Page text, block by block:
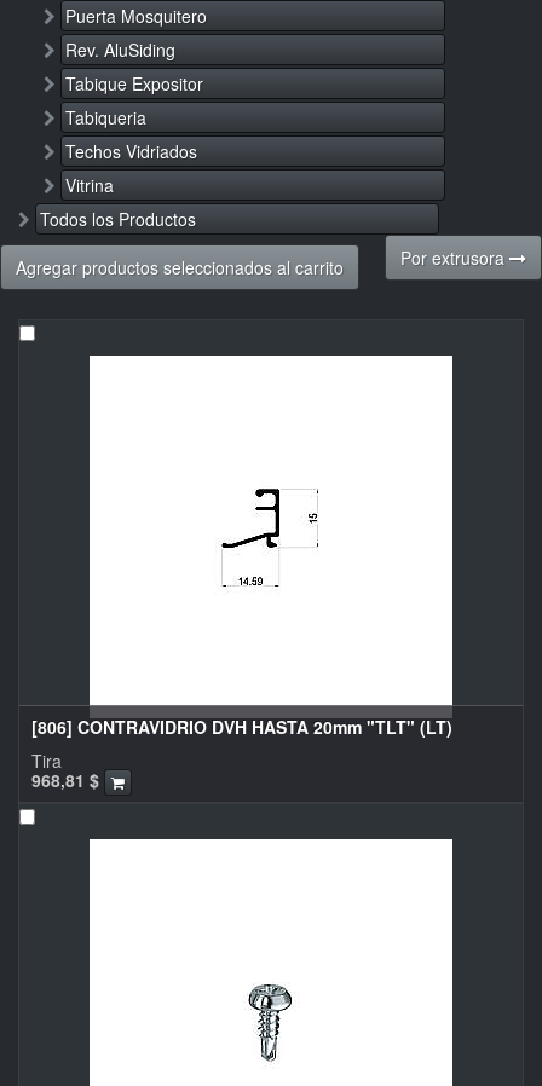
Puerta Mosquitero
Rev. AluSiding
Tabique Expositor
Tabiqueria
Techos Vidriados
Vitrina
Todos los Productos
Agregar productos seleccionados al carrito
Por extrusora
[806] CONTRAVIDRIO DVH HASTA 20mm "TLT" (LT)
968,81 $
Tira